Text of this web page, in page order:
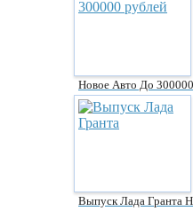
Новое Авто До
Выпуск Лада Гранта